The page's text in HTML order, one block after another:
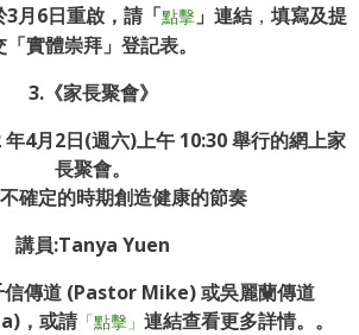
月6日重啟，請「點擊」 連結， 填寫及提
「實體崇拜」登記表。
3.《家長聚會》
4月2日(週六)上午 10:30 舉行的網上家
長聚會。
確定的時期創造健康的節奏
講員:Tanya Yuen
信傳道 (Pastor Mike) 或吳麗蘭傳道
，或請「點擊」 連結查看更多詳情。。